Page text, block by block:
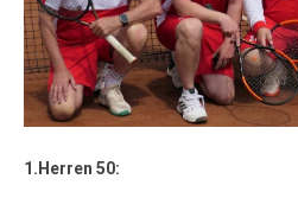
1.Herren 50: